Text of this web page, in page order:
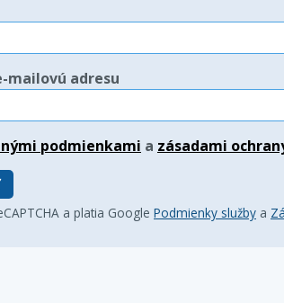
mailovú adresu
podmienkami a zásadami
a platia Google Podmienky služby a